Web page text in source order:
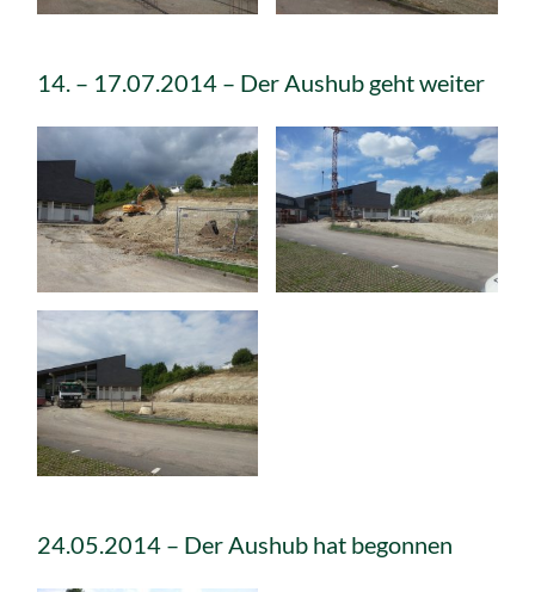
14. – 17.07.2014 – Der Aushub geht weiter
24.05.2014 – Der Aushub hat begonnen